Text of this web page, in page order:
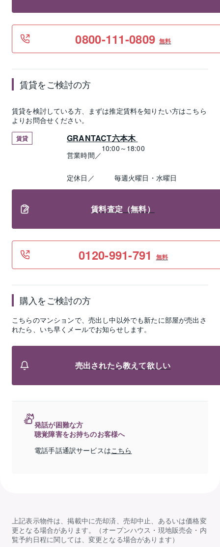
0800-111-0809 無料
賃貸をご検討の方
賃貸を検討している方、まずは推定賃料を知りたい方はこちら
よりお問合せください。
賃貸 GRANTACT六本木
営業時間／
10:00～18:00
定休日／ 毎週火曜日・水曜日
賃料査定（無料）
0120-991-791 無料
購入をご検討の方
こちらのマンションで、売出し中以外でも新たに部屋が売出さ
れたら、いち早くメールでお知らせします。
売出されたら教えて欲しい
発話が困難な方
聴覚障害をお持ちのお客様へ
電話手話通訳サービスはこちら
上記表示物件は、掲載中に売却済、売却中止、あるいは価格変
更となる場合があります。（オープンハウス・現地販売会・内
覧予約日程に関しては、変更となる場合があります）